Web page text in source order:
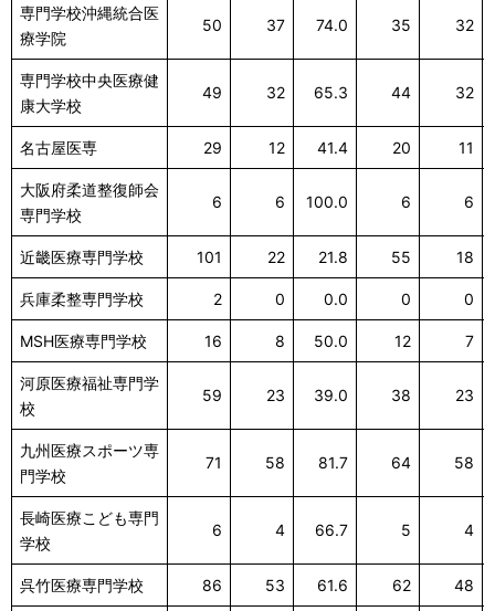
専門学校沖縄統合医
療学院
50 37 74.0 35 32
専門学校中央医療健
康大学校
49 32 65.3 44 32
名古屋医専 29 12 41.4 20 11
大阪府柔道整復師会
専門学校
6 6 100.0 6 6
近畿医療専門学校 101 22 21.8 55 18
兵庫柔整専門学校 2 0 0.0 0 0
MSH医療専門学校 16 8 50.0 12 7
河原医療福祉専門学
校
59 23 39.0 38 23
九州医療スポーツ専
門学校
71 58 81.7 64 58
長崎医療こども専門
学校
6 4 66.7 5 4
呉竹医療専門学校 86 53 61.6 62 48